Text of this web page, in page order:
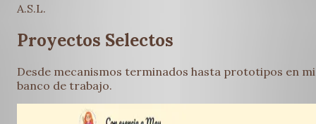
A.S.L.
Proyectos Selectos
Desde mecanismos terminados hasta prototipos en mi
banco de trabajo.